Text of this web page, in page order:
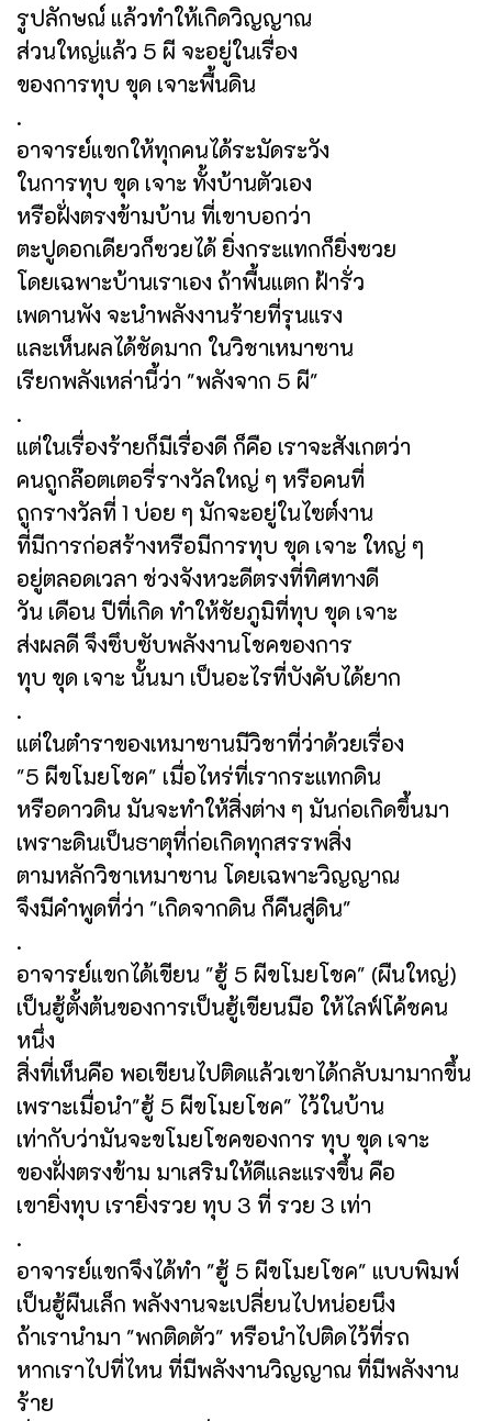
รูปลักษณ์ แล้วทำให้เกิดวิญญาณ
ส่วนใหญ่แล้ว 5 ผี จะอยู่ในเรื่อง
ของการทุบ ขุด เจาะพื้นดิน
.
อาจารย์แขกให้ทุกคนได้ระมัดระวัง
ในการทุบ ขุด เจาะ ทั้งบ้านตัวเอง
หรือฝั่งตรงข้ามบ้าน ที่เขาบอกว่า
ตะปูดอกเดียวก็ซวยได้ ยิ่งกระแทกก็ยิ่งซวย
โดยเฉพาะบ้านเราเอง ถ้าพื้นแตก ฝ้ารั่ว
เพดานพัง จะนำพลังงานร้ายที่รุนแรง
และเห็นผลได้ชัดมาก ในวิชาเหมาซาน
เรียกพลังเหล่านี้ว่า "พลังจาก 5 ผี"
.
แต่ในเรื่องร้ายก็มีเรื่องดี ก็คือ เราจะสังเกตว่า
คนถูกล๊อตเตอรี่รางวัลใหญ่ ๆ หรือคนที่
ถูกรางวัลที่ 1 บ่อย ๆ มักจะอยู่ในไซต์งาน
ที่มีการก่อสร้างหรือมีการทุบ ขุด เจาะ ใหญ่ ๆ
อยู่ตลอดเวลา ช่วงจังหวะดีตรงที่ทิศทางดี
วัน เดือน ปีที่เกิด ทำให้ชัยภูมิที่ทุบ ขุด เจาะ
ส่งผลดี จึงซึบซับพลังงานโชคของการ
ทุบ ขุด เจาะ นั้นมา เป็นอะไรที่บังคับได้ยาก
.
แต่ในตำราของเหมาซานมีวิชาที่ว่าด้วยเรื่อง
"5 ผีขโมยโชค" เมื่อไหร่ที่เรากระแทกดิน
หรือดาวดิน มันจะทำให้สิ่งต่าง ๆ มันก่อเกิดขึ้นมา
เพราะดินเป็นธาตุที่ก่อเกิดทุกสรรพสิ่ง
ตามหลักวิชาเหมาซาน โดยเฉพาะวิญญาณ
จึงมีคำพูดที่ว่า "เกิดจากดิน ก็คืนสู่ดิน"
.
อาจารย์แขกได้เขียน "ฮู้ 5 ผีขโมยโชค" (ผืนใหญ่)
เป็นฮู้ตั้งต้นของการเป็นฮู้เขียนมือ ให้ไลฟ์โค้ชคน
หนึ่ง
สิ่งที่เห็นคือ พอเขียนไปติดแล้วเขาได้กลับมามากขึ้น
เพราะเมื่อนำ"ฮู้ 5 ผีขโมยโชค" ไว้ในบ้าน
เท่ากับว่ามันจะขโมยโชคของการ ทุบ ขุด เจาะ
ของฝั่งตรงข้าม มาเสริมให้ดีและแรงขึ้น คือ
เขายิ่งทุบ เรายิ่งรวย ทุบ 3 ที่ รวย 3 เท่า
.
อาจารย์แขกจึงได้ทำ "ฮู้ 5 ผีขโมยโชค" แบบพิมพ์
เป็นฮู้ผืนเล็ก พลังงานจะเปลี่ยนไปหน่อยนึง
ถ้าเรานำมา "พกติดตัว" หรือนำไปติดไว้ที่รถ
หากเราไปที่ไหน ที่มีพลังงานวิญญาณ ที่มีพลังงาน
ร้าย